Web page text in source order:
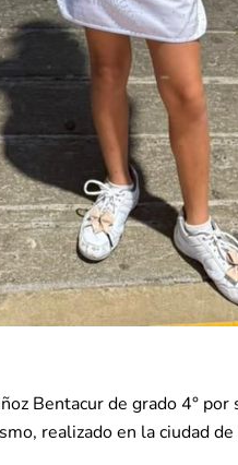
Bentacur de grado 4° por
realizado en la ciudad